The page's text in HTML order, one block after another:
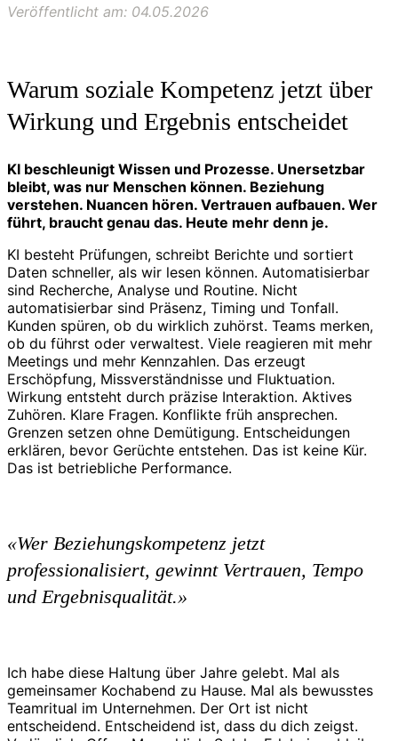
Veröffentlicht am: 04.05.2026
Warum soziale Kompetenz jetzt über
Wirkung und Ergebnis entscheidet
KI beschleunigt Wissen und Prozesse. Unersetzbar
bleibt, was nur Menschen können. Beziehung
verstehen. Nuancen hören. Vertrauen aufbauen. Wer
führt, braucht genau das. Heute mehr denn je.
KI besteht Prüfungen, schreibt Berichte und sortiert
Daten schneller, als wir lesen können. Automatisierbar
sind Recherche, Analyse und Routine. Nicht
automatisierbar sind Präsenz, Timing und Tonfall.
Kunden spüren, ob du wirklich zuhörst. Teams merken,
ob du führst oder verwaltest. Viele reagieren mit mehr
Meetings und mehr Kennzahlen. Das erzeugt
Erschöpfung, Missverständnisse und Fluktuation.
Wirkung entsteht durch präzise Interaktion. Aktives
Zuhören. Klare Fragen. Konflikte früh ansprechen.
Grenzen setzen ohne Demütigung. Entscheidungen
erklären, bevor Gerüchte entstehen. Das ist keine Kür.
Das ist betriebliche Performance.
«Wer Beziehungskompetenz jetzt
professionalisiert, gewinnt Vertrauen, Tempo
und Ergebnisqualität.»
Ich habe diese Haltung über Jahre gelebt. Mal als
gemeinsamer Kochabend zu Hause. Mal als bewusstes
Teamritual im Unternehmen. Der Ort ist nicht
entscheidend. Entscheidend ist, dass du dich zeigst.